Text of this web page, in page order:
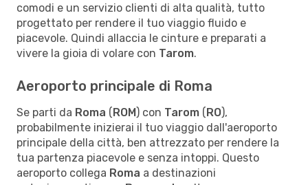
comodi e un servizio clienti di alta qualità, tutto
progettato per rendere il tuo viaggio fluido e
piacevole. Quindi allaccia le cinture e preparati a
vivere la gioia di volare con Tarom.
Aeroporto principale di Roma
Se parti da Roma (ROM) con Tarom (RO),
probabilmente inizierai il tuo viaggio dall'aeroporto
principale della città, ben attrezzato per rendere la
tua partenza piacevole e senza intoppi. Questo
aeroporto collega Roma a destinazioni